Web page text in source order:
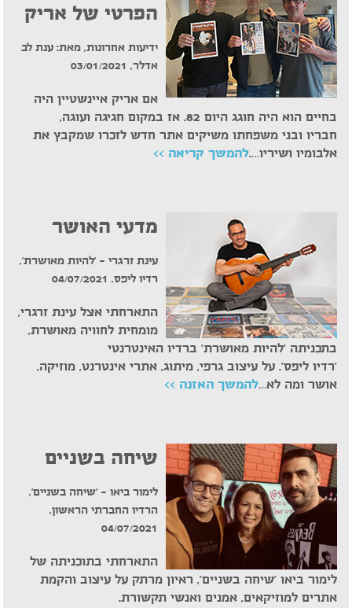
הפרטי של אריק
ידיעות אחרונות, מאת: ענת לב
אדלר, 03/01/2021
אם אריק איינשטיין היה
בחיים הוא היה חוגג היום 82. אז במקום חגיגה ועוגה,
חבריו ובני משפחתו משיקים אתר חדש לזכרו שמקבץ את
אלבומיו ושיריו….להמשך קריאה >>
מדעי האושר
עינת זרגרי – 'להיות מאושרת',
רדיו ליפס, 04/07/2021
התארחתי אצל עינת זרגרי,
מומחית לחוויה מאושרת,
בתכניתה 'להיות מאושרת' ברדיו האינטרנטי
'רדיו ליפס'. על עיצוב גרפי, מיתוג, אתרי אינטרנט, מוזיקה,
אושר ומה לא…להמשך האזנה >>
שיחה בשניים
לימור ביאו – 'שיחה בשניים',
הרדיו החברתי הראשון,
04/07/2021
התארחתי בתוכניתה של
לימור ביאו 'שיחה בשניים', ראיון מרתק על עיצוב והקמת
אתרים למוזיקאים, אמנים ואנשי תקשורת.